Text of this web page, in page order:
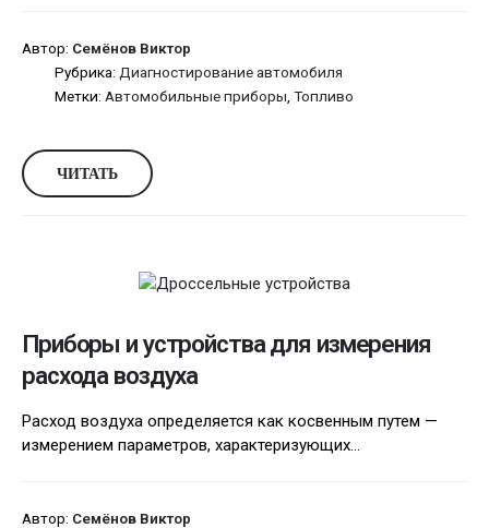
Автор: Семёнов Виктор
Рубрика: Диагностирование автомобиля
Метки: Автомобильные приборы Топливо
ЧИТАТЬ
Приборы и устройства для измерения
расхода воздуха
Расход воздуха определяется как косвенным путем —
измерением параметров, характеризующих...
Автор: Семёнов Виктор